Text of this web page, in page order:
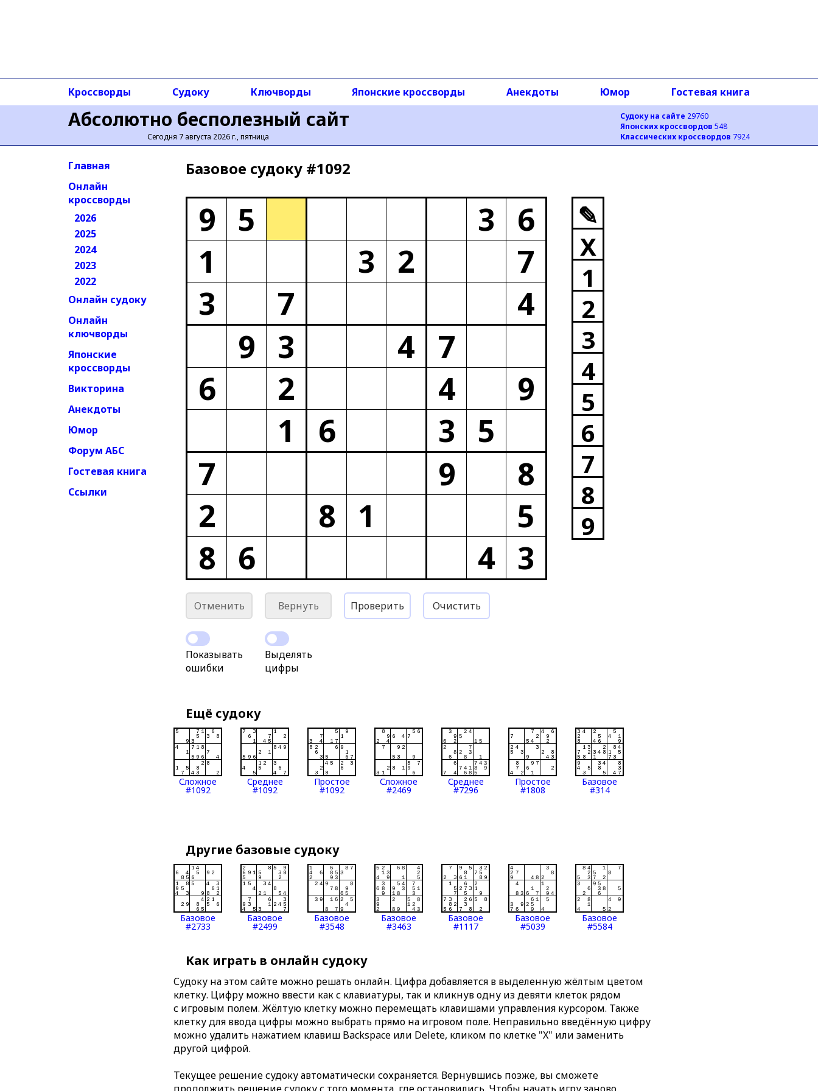
Абсолютно бесполезный сайт
Сегодня 7 августа 2026 г., пятница
Судоку на сайте 29760
Японских кроссвордов 548
Классических кроссвордов 7924
Кроссворды Судоку Ключворды Японские кроссворды Анекдоты Юмор Гостевая книга
Главная
Онлайн
кроссворды
2026
2025
2024
2023
2022
Онлайн судоку
Онлайн
ключворды
Японские
кроссворды
Викторина
Анекдоты
Юмор
Форум АБС
Гостевая книга
Ссылки
Базовое cудоку #1092
9 5 3
6
1
3 2
7
3
7
4
9 3 4 7
6
2 4
9
1
6 3
5
7
9
8
2
8 1
5
8 6 4 3
✎
X
1
2
3
4
5
6
7
8
9
Отменить Вернуть Проверить Очистить
Показывать
ошибки
Выделять
цифры
Ещё судоку
Сложное
#1092
Среднее
#1092
Простое
#1092
Сложное
#2469
Среднее
#7296
Простое
#1808
Базовое
#314
Другие базовые судоку
Базовое
#2733
Базовое
#2499
Базовое
#3548
Базовое
#3463
Базовое
#1117
Базовое
#5039
Базовое
#5584
Как играть в онлайн судоку
Судоку на этом сайте можно решать онлайн. Цифра добавляется в выделенную жёлтым цветом
клетку. Цифру можно ввести как с клавиатуры, так и кликнув одну из девяти клеток рядом
с игровым полем. Жёлтую клетку можно перемещать клавишами управления курсором. Также
клетку для ввода цифры можно выбрать прямо на игровом поле. Неправильно введённую цифру
можно удалить нажатием клавиш Backspace или Delete, кликом по клетке "X" или заменить
другой цифрой.
Текущее решение судоку автоматически сохраняется. Вернувшись позже, вы сможете